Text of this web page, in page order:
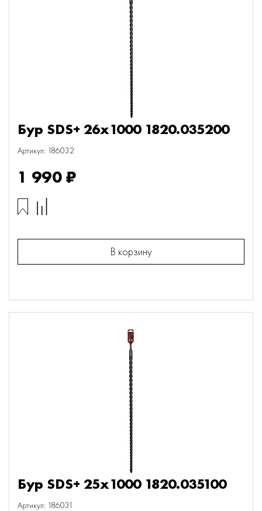
Бур SDS+ 26х1000 1820.035200
Артикул: 186032
1 990 ₽
В корзину
Бур SDS+ 25х1000 1820.035100
Артикул: 186031